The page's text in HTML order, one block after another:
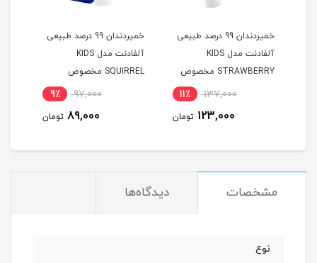
خمیردندان 99 درصد طبیعی
آلفادنت مدل KIDS
STRAWBERRY مخصوص
کودکان با طعم توت فرنگی
137,000 11٪
123,000 تومان
خمیردندان 99 درصد طبیعی
آلفادنت مدل KIDS
SQUIRREL مخصوص
کودکان با طعم موز
97,000 9٪
89,000 تومان
مشخصات دیدگاه‌ها
نوع